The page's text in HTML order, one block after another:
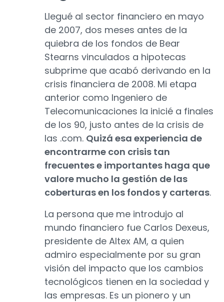
Llegué al sector financiero en mayo
de 2007, dos meses antes de la
quiebra de los fondos de Bear
Stearns vinculados a hipotecas
subprime que acabó derivando en la
crisis financiera de 2008. Mi etapa
anterior como Ingeniero de
Telecomunicaciones la inicié a finales
de los 90, justo antes de la crisis de
las .com. Quizá esa experiencia de
encontrarme con crisis tan
frecuentes e importantes haga que
valore mucho la gestión de las
coberturas en los fondos y carteras.
La persona que me introdujo al
mundo financiero fue Carlos Dexeus,
presidente de Altex AM, a quien
admiro especialmente por su gran
visión del impacto que los cambios
tecnológicos tienen en la sociedad y
las empresas. Es un pionero y un